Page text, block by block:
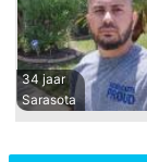
34 jaar
Sarasota